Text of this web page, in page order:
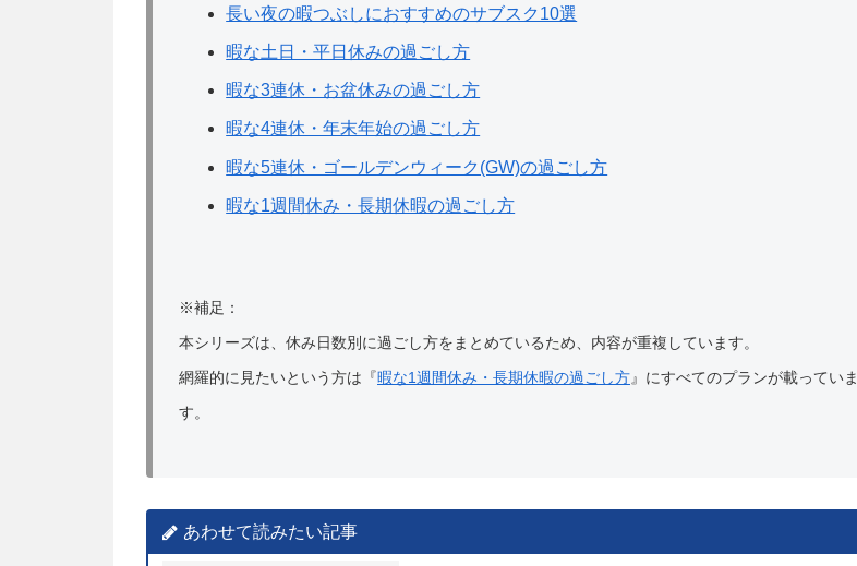
長い夜の暇つぶしにおすすめのサブスク10選
暇な土日・平日休みの過ごし方
暇な3連休・お盆休みの過ごし方
暇な4連休・年末年始の過ごし方
暇な5連休・ゴールデンウィーク(GW)の過ごし方
暇な1週間休み・長期休暇の過ごし方
※補足：
本シリーズは、休み日数別に過ごし方をまとめているため、内容が重複しています。
網羅的に見たいという方は『暇な1週間休み・長期休暇の過ごし方』にすべてのプランが載っていま
す。
あわせて読みたい記事